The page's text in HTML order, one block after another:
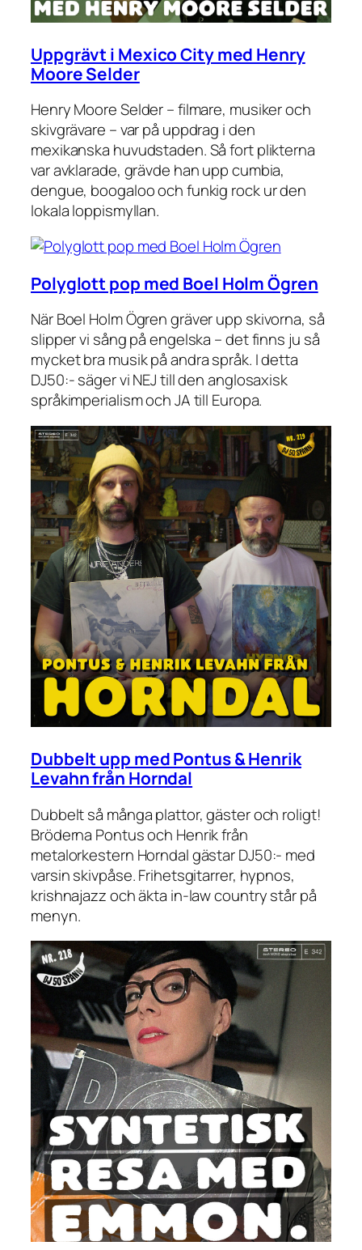
Uppgrävt i Mexico City med Henry
Moore Selder
Henry Moore Selder – filmare, musiker och
skivgrävare – var på uppdrag i den
mexikanska huvudstaden. Så fort plikterna
var avklarade, grävde han upp cumbia,
dengue, boogaloo och funkig rock ur den
lokala loppismyllan.
Polyglott pop med Boel Holm Ögren
När Boel Holm Ögren gräver upp skivorna, så
slipper vi sång på engelska – det finns ju så
mycket bra musik på andra språk. I detta
DJ50:- säger vi NEJ till den anglosaxisk
språkimperialism och JA till Europa.
Dubbelt upp med Pontus & Henrik
Levahn från Horndal
Dubbelt så många plattor, gäster och roligt!
Bröderna Pontus och Henrik från
metalorkestern Horndal gästar DJ50:- med
varsin skivpåse. Frihetsgitarrer, hypnos,
krishnajazz och äkta in-law country står på
menyn.